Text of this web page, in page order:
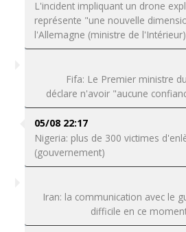
L'incident impliquant un drone
représente "une nouvelle
l'Allemagne (ministre de l'Intérieur)
Fifa: Le Premier ministre
déclare n'avoir "aucune
05/08 22:17
Nigeria: plus de 300 victimes
(gouvernement)
Iran: la communication avec le
difficile en ce